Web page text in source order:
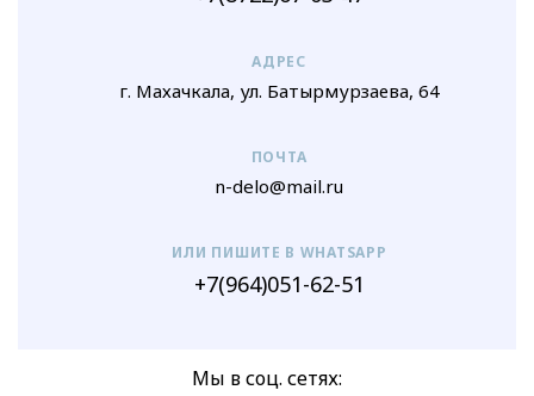
АДРЕС
г. Махачкала, ул. Батырмурзаева, 64
ПОЧТА
n-delo@mail.ru
ИЛИ ПИШИТЕ В WHATSAPP
+7(964)051-62-51
Мы в соц. сетях: